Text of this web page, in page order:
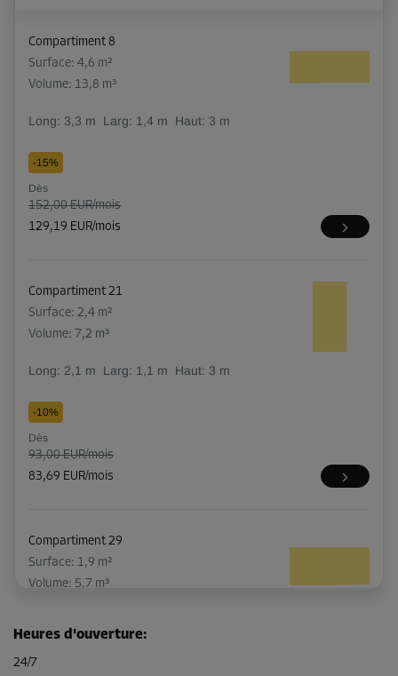
Compartiment 8
Surface: 4,6 m²
Volume: 13,8 m³
Long: 3,3 m Larg: 1,4 m Haut: 3 m
-15%
Dès
152,00 EUR/mois
129,19 EUR/mois
Compartiment 21
Surface: 2,4 m²
Volume: 7,2 m³
Long: 2,1 m Larg: 1,1 m Haut: 3 m
-10%
Dès
93,00 EUR/mois
83,69 EUR/mois
Compartiment 29
Surface: 1,9 m²
Volume: 5,7 m³
-10%
Heures d'ouverture:
24/7